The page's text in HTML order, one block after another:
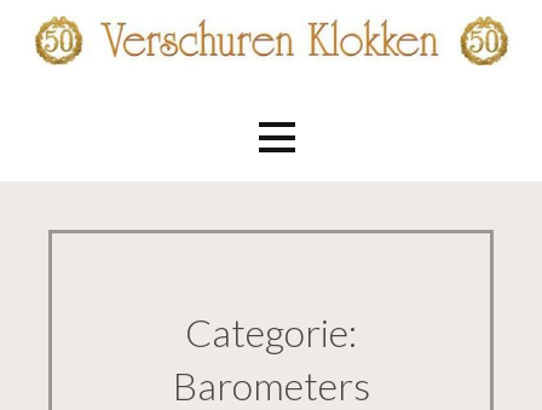
Categorie:
Barometers